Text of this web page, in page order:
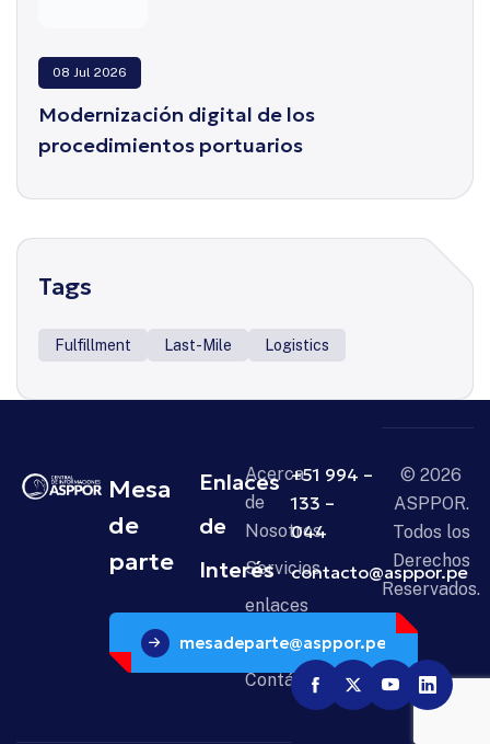
08 Jul 2026
Modernización digital de los
procedimientos portuarios
Tags
Fulfillment Last-Mile Logistics
Mesa
de
parte
mesadeparte@asppor.pe
Enlaces
de
Interés
Acerca
de
Nosotros
Servicios
enlaces
Noticias
Contáctanos
+51 994 –
133 –
044
contacto@asppor.pe
© 2026
ASPPOR.
Todos los
Derechos
Reservados.